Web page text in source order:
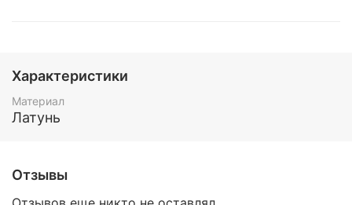
Характеристики
Материал
Латунь
Отзывы